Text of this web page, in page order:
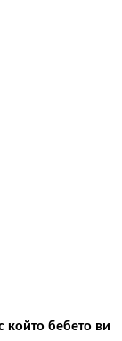
който бебето ви